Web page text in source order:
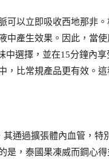
可以立即吸收西地那非
中產生效果。因此，當使
中選擇，並在15分鐘內
，比常規產品更有效。
其通過擴張體內血管，
是，泰國果凍威而鋼心